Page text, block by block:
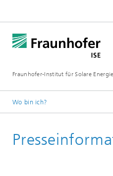
Fraunhofer-Institut für Solare
Wo bin ich?